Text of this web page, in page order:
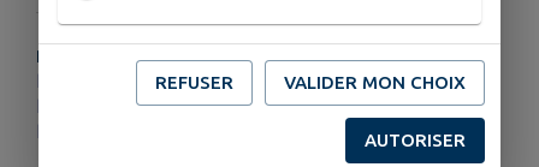
PLUS D'INFORMATIONS
https://www.facebook.com/ComComSPSL
REFUSER VALIDER MON CHOIX
AUTORISER